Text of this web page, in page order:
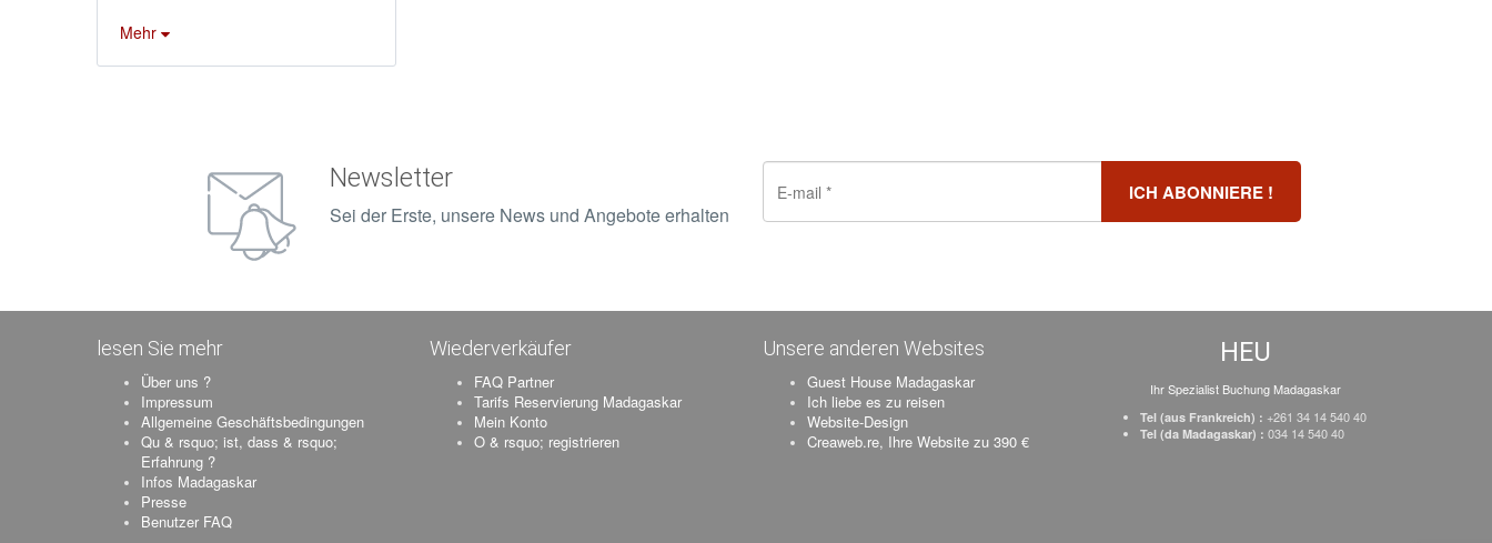
Mehr
Newsletter
Sei der Erste, unsere News und Angebote erhalten
lesen Sie mehr
Über uns ?
Impressum
Allgemeine Geschäftsbedingungen
Qu & rsquo; ist, dass & rsquo;
Erfahrung ?
Infos Madagaskar
Presse
Benutzer FAQ
Wiederverkäufer
FAQ Partner
Tarifs Reservierung Madagaskar
Mein Konto
O & rsquo; registrieren
Unsere anderen Websites
Guest House Madagaskar
Ich liebe es zu reisen
Website-Design
Creaweb.re, Ihre Website zu 390 €
HEU
Ihr Spezialist Buchung Madagaskar
Tel (aus Frankreich) : +261 34 14 540 40
Tel (da Madagaskar) : 034 14 540 40